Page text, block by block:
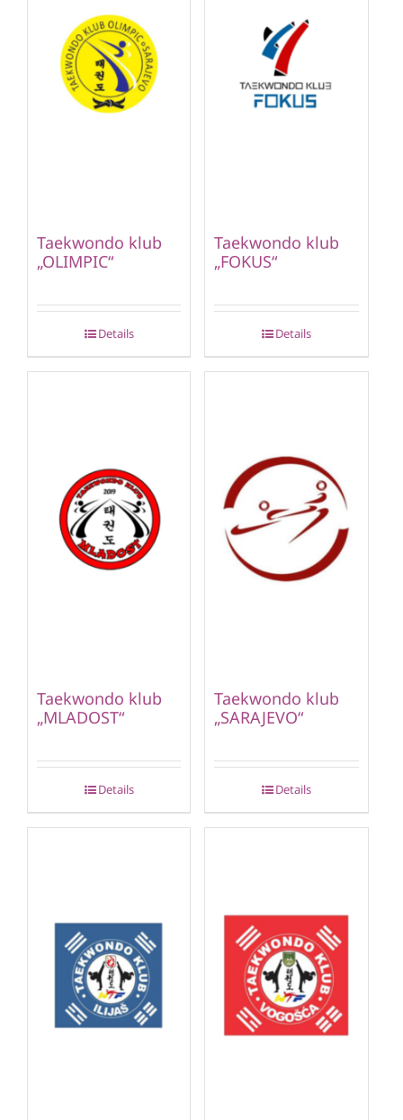
Taekwondo klub
„OLIMPIC“
Details
Taekwondo klub
„FOKUS“
Details
Taekwondo klub
„MLADOST“
Details
Taekwondo klub
„SARAJEVO“
Details